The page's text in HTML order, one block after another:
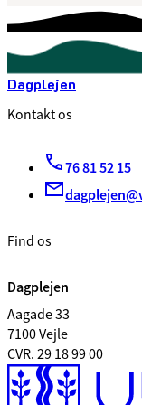
Dagplejen
Kontakt os
76 81 52 15
Find os
Dagplejen
Aagade 33
7100 Vejle
CVR. 29 18 99 00